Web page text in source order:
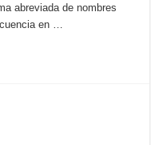
abreviada de nombres
en …